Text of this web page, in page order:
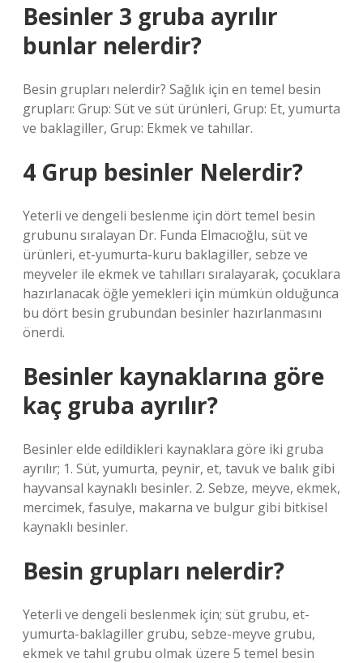
Besinler 3 gruba ayrılır
bunlar nelerdir?
Besin grupları nelerdir? Sağlık için en temel besin
grupları: Grup: Süt ve süt ürünleri, Grup: Et, yumurta
ve baklagiller, Grup: Ekmek ve tahıllar.
4 Grup besinler Nelerdir?
Yeterli ve dengeli beslenme için dört temel besin
grubunu sıralayan Dr. Funda Elmacıoğlu, süt ve
ürünleri, et-yumurta-kuru baklagiller, sebze ve
meyveler ile ekmek ve tahılları sıralayarak, çocuklara
hazırlanacak öğle yemekleri için mümkün olduğunca
bu dört besin grubundan besinler hazırlanmasını
önerdi.
Besinler kaynaklarına göre
kaç gruba ayrılır?
Besinler elde edildikleri kaynaklara göre iki gruba
ayrılır; 1. Süt, yumurta, peynir, et, tavuk ve balık gibi
hayvansal kaynaklı besinler. 2. Sebze, meyve, ekmek,
mercimek, fasulye, makarna ve bulgur gibi bitkisel
kaynaklı besinler.
Besin grupları nelerdir?
Yeterli ve dengeli beslenmek için; süt grubu, et-
yumurta-baklagiller grubu, sebze-meyve grubu,
ekmek ve tahıl grubu olmak üzere 5 temel besin